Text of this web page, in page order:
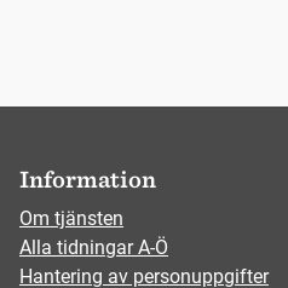
Information
Om tjänsten
Alla tidningar A-Ö
Hantering av personuppgifter